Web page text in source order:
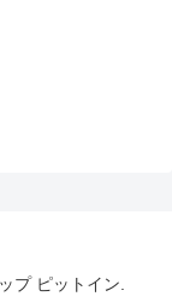
プ ピットイン.